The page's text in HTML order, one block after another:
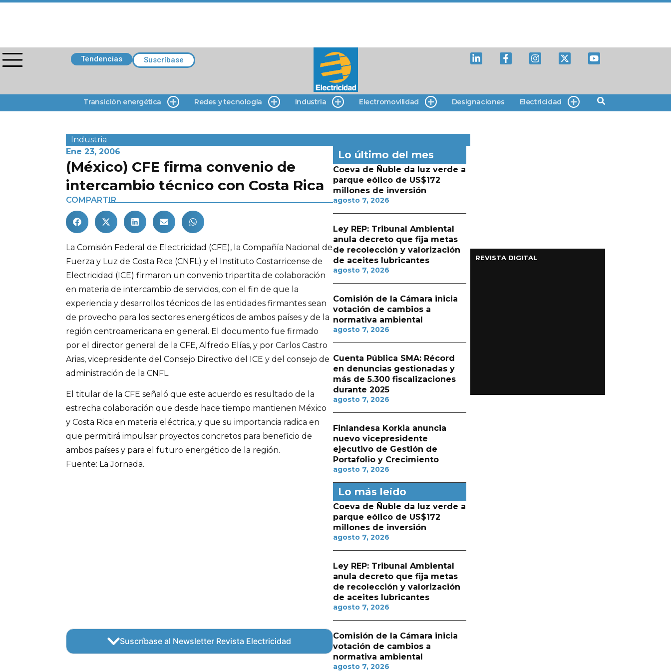
Tendencias Suscríbase
Transición energética Redes y tecnología Industria Electromovilidad Designaciones Electricidad
Industria
Ene 23, 2006
(México) CFE firma convenio de
intercambio técnico con Costa Rica
COMPARTIR
La Comisión Federal de Electricidad (CFE), la Compañía Nacional de
Fuerza y Luz de Costa Rica (CNFL) y el Instituto Costarricense de
Electricidad (ICE) firmaron un convenio tripartita de colaboración
en materia de intercambio de servicios, con el fin de que la
experiencia y desarrollos técnicos de las entidades firmantes sean
de provecho para los sectores energéticos de ambos países y de la
región centroamericana en general. El documento fue firmado
por el director general de la CFE, Alfredo Elías, y por Carlos Castro
Arias, vicepresidente del Consejo Directivo del ICE y del consejo de
administración de la CNFL.
El titular de la CFE señaló que este acuerdo es resultado de la
estrecha colaboración que desde hace tiempo mantienen México
y Costa Rica en materia eléctrica, y que su importancia radica en
que permitirá impulsar proyectos concretos para beneficio de
ambos países y para el futuro energético de la región.
Fuente: La Jornada.
Suscríbase al Newsletter Revista Electricidad
Lo último del mes
Coeva de Ñuble da luz verde a
parque eólico de US$172
millones de inversión
agosto 7, 2026
Ley REP: Tribunal Ambiental
anula decreto que fija metas
de recolección y valorización
de aceites lubricantes
agosto 7, 2026
Comisión de la Cámara inicia
votación de cambios a
normativa ambiental
agosto 7, 2026
Cuenta Pública SMA: Récord
en denuncias gestionadas y
más de 5.300 fiscalizaciones
durante 2025
agosto 7, 2026
Finlandesa Korkia anuncia
nuevo vicepresidente
ejecutivo de Gestión de
Portafolio y Crecimiento
agosto 7, 2026
Lo más leído
Coeva de Ñuble da luz verde a
parque eólico de US$172
millones de inversión
agosto 7, 2026
Ley REP: Tribunal Ambiental
anula decreto que fija metas
de recolección y valorización
de aceites lubricantes
agosto 7, 2026
Comisión de la Cámara inicia
votación de cambios a
normativa ambiental
agosto 7, 2026
REVISTA DIGITAL